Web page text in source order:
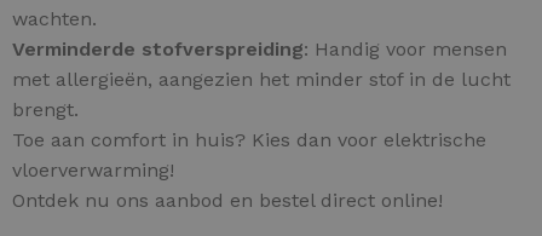
wachten.
Verminderde stofverspreiding: Handig voor mensen
met allergieën, aangezien het minder stof in de lucht
brengt.
Toe aan comfort in huis? Kies dan voor elektrische
vloerverwarming!
Ontdek nu ons aanbod en bestel direct online!